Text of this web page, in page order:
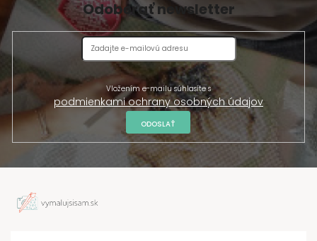
Odoberať newsletter
Vložením e-mailu súhlasíte s
podmienkami ochrany osobných údajov
ODOSLAŤ